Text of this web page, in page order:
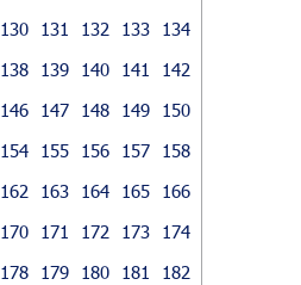
130 131 132 133
134
138 139 140 141
142
146 147 148 149
150
154 155 156 157
158
162 163 164 165
166
170 171 172 173
174
178 179 180 181
182